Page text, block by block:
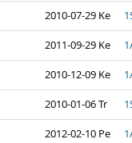
2010-07-29 Ke
2011-09-29 Ke
2010-12-09 Ke
2010-01-06 Tr
2012-02-10 Pe